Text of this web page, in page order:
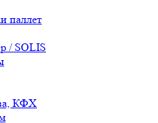
паллет
/ SOLIS
КФХ